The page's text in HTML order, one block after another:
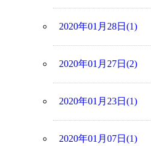
2020年01月28日(1)
2020年01月27日(2)
2020年01月23日(1)
2020年01月07日(1)